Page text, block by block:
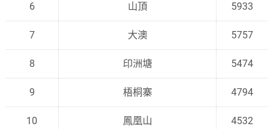
6 山頂 5933
7 大澳 5757
8 印洲塘 5474
9 梧桐寨 4794
10 鳳凰山 4532